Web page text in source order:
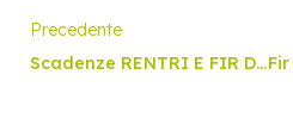
Precedente
Scadenze RENTRI E FIR Digitale: Tutto Quello Che C’è Da Sapere